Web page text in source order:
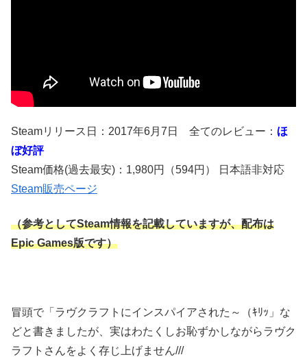
Steamリリース日：2017年6月7日 全てのレビュー： ほ
ぼ好評
Steam価格(過去最安)：1,980円（594円） 日本語非対応
Steam販売ページ
（参考としてSteam情報を記載していますが、配布は
Epic Games版です）
冒頭で「ラヴクラフトにインスパイアされた～（ｷﾘｯ」な
どと書きましたが、実はわたくしお恥ずかしながらラヴク
ラフトさんをよく存じ上げません///